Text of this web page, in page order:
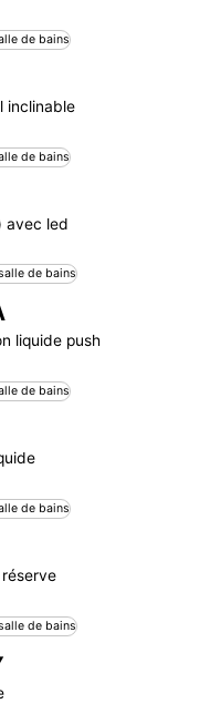
inclinable
avec led
liquide push